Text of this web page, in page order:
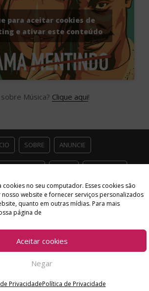
cookies no seu computador. Esses cookies são
website e fornecer serviços personalizados
quanto em outras mídias. Para mais
página de
Aceitar cookies
Negar
PrivacidadePolítica de Privacidade
para aceitar cookies de
e ativar este conteúdo
Música? Clique aqui!
SOBRE ANUNCIE
POLÍTICA DE PRIVACIDADE
Facebook
Twitter
Desenvolvido porDel Vieira